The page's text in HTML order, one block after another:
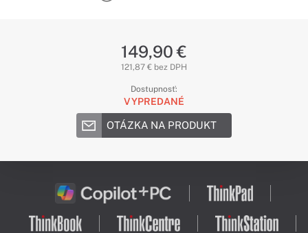
149,90 €
121,87 € bez DPH
Dostupnosť:
VYPREDANÉ
OTÁZKA NA PRODUKT